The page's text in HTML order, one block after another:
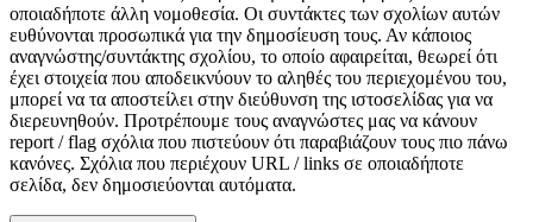
οποιαδήποτε άλλη νομοθεσία. Οι συντάκτες των σχολίων αυτών
ευθύνονται προσωπικά για την δημοσίευση τους. Αν κάποιος
αναγνώστης/συντάκτης σχολίου, το οποίο αφαιρείται, θεωρεί ότι
έχει στοιχεία που αποδεικνύουν το αληθές του περιεχομένου του,
μπορεί να τα αποστείλει στην διεύθυνση της ιστοσελίδας για να
διερευνηθούν. Προτρέπουμε τους αναγνώστες μας να κάνουν
report / flag σχόλια που πιστεύουν ότι παραβιάζουν τους πιο πάνω
κανόνες. Σχόλια που περιέχουν URL / links σε οποιαδήποτε
σελίδα, δεν δημοσιεύονται αυτόματα.